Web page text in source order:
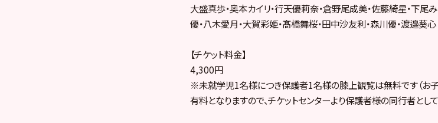
大盛真歩・奥本カイリ・行天優莉奈・倉野尾成美・佐藤綺星・下尾
優・八木愛月・大賀彩姫・髙橋舞桜・田中沙友利・森川優・渡邉葵心
【チケット料金】
4,300円
※未就学児1名様につき保護者1名様の膝上観覧は無料です（お
有料となりますので、チケットセンターより保護者様の同行者とし